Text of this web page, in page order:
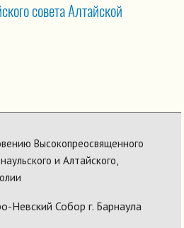
совета Алтайской
Высокопреосвященного
и Алтайского,
Невский Собор г. Барнаула